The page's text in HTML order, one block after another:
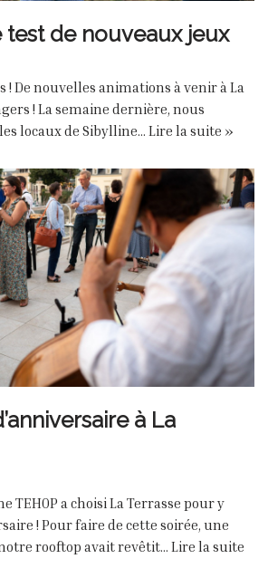
test de nouveaux jeux
! De nouvelles animations à venir à La
! La semaine dernière, nous
locaux de Sibylline… Lire la suite »
à La
TEHOP a choisi La Terrasse pour y
! Pour faire de cette soirée, une
rooftop avait revêtit… Lire la suite